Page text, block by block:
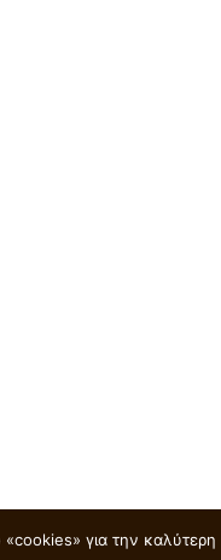
«cookies» για την